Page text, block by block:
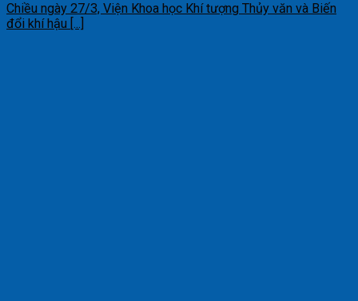
Chiều ngày 27/3, Viện Khoa học Khí tượng Thủy văn và Biến
đổi khí hậu [...]